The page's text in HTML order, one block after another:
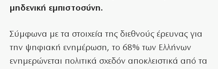
μηδενική εμπιστοσύνη.
Σύμφωνα με τα στοιχεία της διεθνούς έρευνας για
την ψηφιακή ενημέρωση, το 68% των Ελλήνων
ενημερώνεται πολιτικά σχεδόν αποκλειστικά από τα